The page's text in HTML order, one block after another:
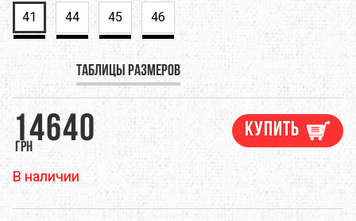
41 44 45 46
Таблицы размеров
14640
грн
В наличии
Купить